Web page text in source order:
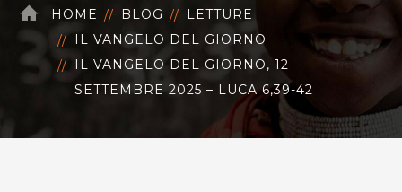
HOME BLOG
LETTURE
IL VANGELO DEL GIORNO
IL VANGELO DEL GIORNO, 12
SETTEMBRE 2025 – LUCA 6,39-42